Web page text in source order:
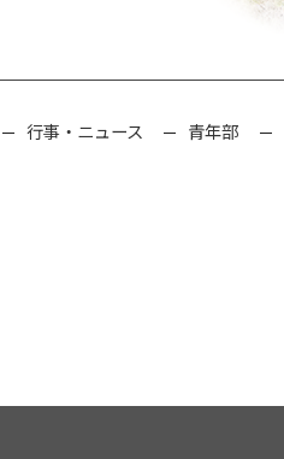
行事・ニュース 青年部